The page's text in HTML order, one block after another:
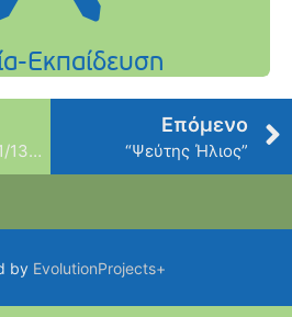
30η Συνεδρίαση – 11/13/2014
Επόμενο
“Ψεύτης Ήλιος”
by EvolutionProjects+